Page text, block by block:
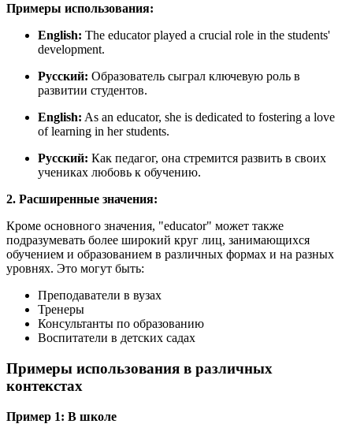
Примеры использования:
English: The educator played a crucial role in the students'
development.
Русский: Образователь сыграл ключевую роль в
развитии студентов.
English: As an educator, she is dedicated to fostering a love
of learning in her students.
Русский: Как педагог, она стремится развить в своих
учениках любовь к обучению.
2. Расширенные значения:
Кроме основного значения, "educator" может также
подразумевать более широкий круг лиц, занимающихся
обучением и образованием в различных формах и на разных
уровнях. Это могут быть:
Преподаватели в вузах
Тренеры
Консультанты по образованию
Воспитатели в детских садах
Примеры использования в различных
контекстах
Пример 1: В школе